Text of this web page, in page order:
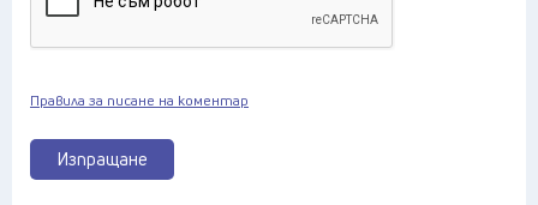
Изпращане
Правила за писане на коментар